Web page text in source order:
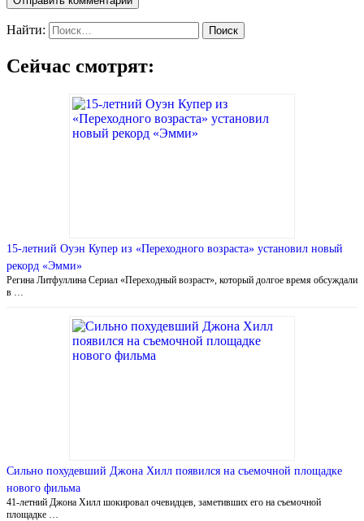
Найти:
Сейчас смотрят:
15-летний Оуэн Купер из «Переходного возраста» установил новый
рекорд «Эмми»
Регина Литфуллина Сериал «Переходный возраст», который долгое время обсуждали
в …
Сильно похудевший Джона Хилл появился на съемочной площадке
нового фильма
41-летний Джона Хилл шокировал очевидцев, заметивших его на съемочной
площадке …